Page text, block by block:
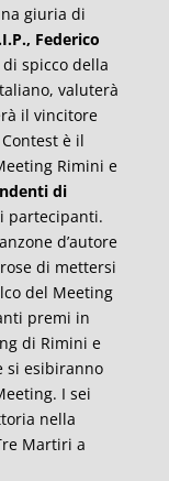
giuria di
Federico
spicco della
valuterà
il vincitore
è il
Rimini e
di
partecipanti.
d’autore
di mettersi
del Meeting
premi in
di Rimini e
si esibiranno
I sei
nella
Martiri a